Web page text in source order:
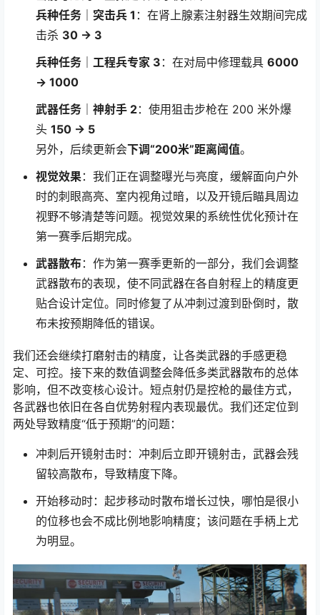
兵种任务｜突击兵 1 ：在肾上腺素注射器生效期间完成
击杀 30 → 3
兵种任务｜工程兵专家 3 ：在对局中修理载具 6000
→ 1000
武器任务｜神射手 2：使用狙击步枪在 200 米外爆
头 150 → 5
另外，后续更新会下调“200米”距离阈值。
视觉效果：我们正在调整曝光与亮度，缓解面向户外
时的刺眼高亮、室内视角过暗，以及开镜后瞄具周边
视野不够清楚等问题。视觉效果的系统性优化预计在
第一赛季后期完成。
武器散布：作为第一赛季更新的一部分，我们会调整
武器散布的表现，使不同武器在各自射程上的精度更
贴合设计定位。同时修复了从冲刺过渡到卧倒时，散
布未按预期降低的错误。
我们还会继续打磨射击的精度，让各类武器的手感更稳
定、可控。接下来的数值调整会降低多类武器散布的总体
影响，但不改变核心设计。短点射仍是控枪的最佳方式，
各武器也依旧在各自优势射程内表现最优。我们还定位到
两处导致精度“低于预期”的问题：
冲刺后开镜射击时：冲刺后立即开镜射击，武器会残
留较高散布，导致精度下降。
开始移动时：起步移动时散布增长过快，哪怕是很小
的位移也会不成比例地影响精度；该问题在手柄上尤
为明显。